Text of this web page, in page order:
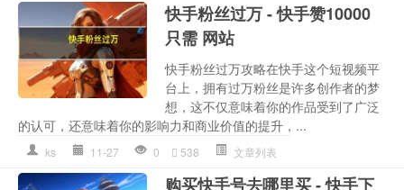
快手粉丝过万 - 快手赞10000
只需 网站
快手粉丝过万攻略在快手这个短视频平
台上，拥有过万粉丝是许多创作者的梦
想，这不仅意味着你的作品受到了广泛
的认可，还意味着你的影响力和商业价值的提升，...
ks 11-27 0 538 文章列表
购买快手号去哪里买 - 快手下